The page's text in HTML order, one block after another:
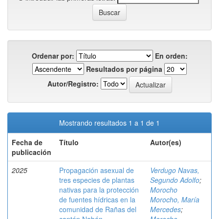
Ordenar por:
En orden:
Resultados por página
Autor/Registro:
Mostrando resultados 1 a 1 de 1
Fecha de
publicación
Título Autor(es)
2025
Propagación asexual de
tres especies de plantas
nativas para la protección
de fuentes hídricas en la
comunidad de Rañas del
Verdugo Navas,
Segundo Adolfo;
Morocho
Morocho, María
Mercedes;